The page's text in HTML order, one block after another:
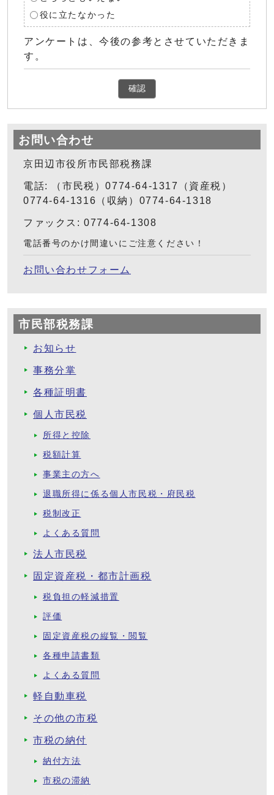
役に立たなかった
アンケートは、今後の参考とさせていただきま
す。
確認
お問い合わせ
京田辺市役所市民部税務課
電話: （市民税）0774-64-1317（資産税）
0774-64-1316（収納）0774-64-1318
ファックス: 0774-64-1308
電話番号のかけ間違いにご注意ください！
お問い合わせフォーム
市民部税務課
お知らせ
事務分掌
各種証明書
個人市民税
所得と控除
税額計算
事業主の方へ
退職所得に係る個人市民税・府民税
税制改正
よくある質問
法人市民税
固定資産税・都市計画税
税負担の軽減措置
評価
固定資産税の縦覧・閲覧
各種申請書類
よくある質問
軽自動車税
その他の市税
市税の納付
納付方法
市税の滞納